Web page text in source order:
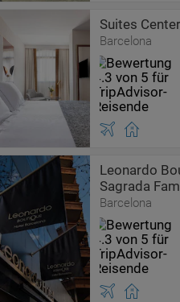
Suites
Barcelona
Leonardo
Sagrada
Barcelona